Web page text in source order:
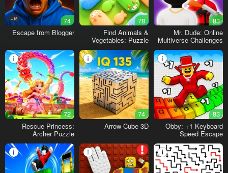
83
Mr. Dude: Online
Multiverse Challenges
78
Find Animals &
Vegetables: Puzzle
74
16+
Escape from Blogger
83
Obby: +1 Keyboard
Speed Escape
74
Arrow Cube 3D
72
Rescue Princess:
Archer Puzzle